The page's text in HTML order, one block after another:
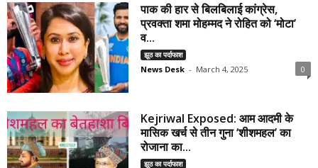
पाक की हार से बिलबिलाई कांग्रेस,
प्रवक्ता शमा मोहम्मद ने रोहित को ‘मोटा’
व...
झूठ का पर्दाफाश
News Desk - March 4, 2025 0
Kejriwal Exposed: आम आदमी के
मासिक खर्च से तीन गुना ‘शीशमहल’ का
रोजाना का...
झूठ का पर्दाफाश